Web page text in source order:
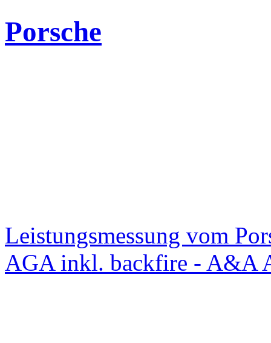
Porsche
Leistungsmessung vom
AGA inkl. backfire - A&A